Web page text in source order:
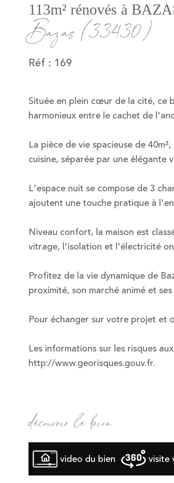
113m² rénovés à
Bazas (33430)
Réf : 169
Située en plein cœur de la cité, ce
harmonieux entre le cachet de
La pièce de vie spacieuse de
cuisine, séparée par une
L'espace nuit se compose de 3
ajoutent une touche pratique à
Niveau confort, la maison est
vitrage, l'isolation et l'électricité
Profitez de la vie dynamique de
proximité, son marché animé et
Pour échanger sur votre projet et
Les informations sur les risques
http://www.georisques.gouv.fr.
découvrir le bien
video du bien visite